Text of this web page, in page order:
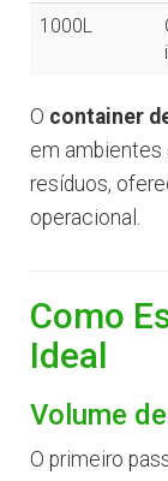
1000L
O container
em ambientes
resíduos,
operacional.
Como
Ideal
Volume
O primeiro